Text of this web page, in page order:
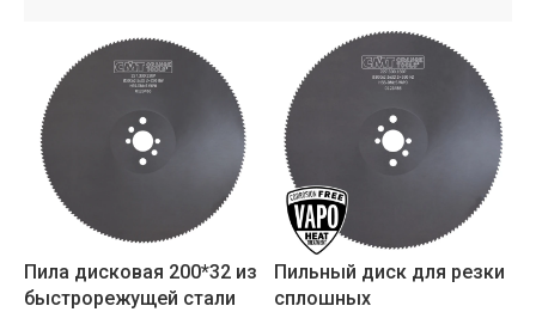
Пила дисковая 200*32 из
быстрорежущей стали
Пильный диск для резки
сплошных